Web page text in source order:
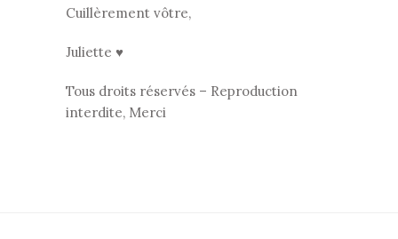
Cuillèrement vôtre,
Juliette ♥
Tous droits réservés – Reproduction
interdite, Merci